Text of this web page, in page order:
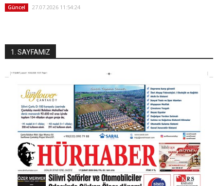
Güncel 27.07.2026 11:54:24
1. SAYFAMIZ